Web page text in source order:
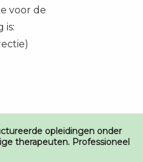
voor de
is:
opleidingen onder
therapeuten. Professioneel